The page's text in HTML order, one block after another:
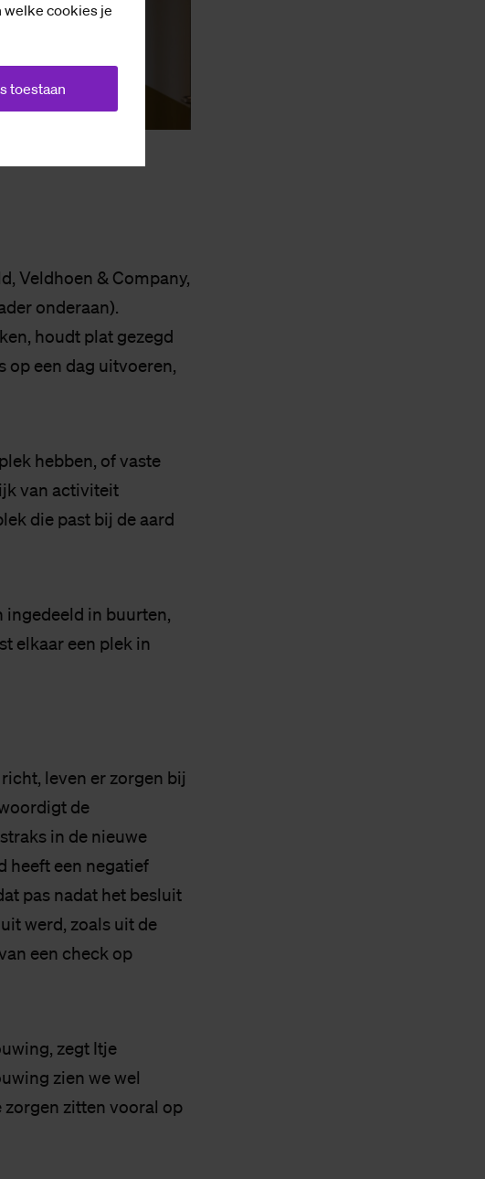
cookies je
toestaan
Veldhoen & Company,
onderaan).
houdt plat gezegd
op een dag uitvoeren,
hebben, of vaste
van activiteit
die past bij de aard
ingedeeld in buurten,
elkaar een plek in
leven er zorgen bij
de
in de nieuwe
heeft een negatief
pas nadat het besluit
werd, zoals uit de
een check op
zegt Itje
zien we wel
zorgen zitten vooral op